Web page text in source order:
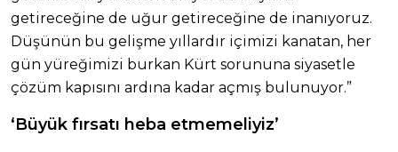
getireceğine de uğur getireceğine de inanıyoruz.
Düşünün bu gelişme yıllardır içimizi kanatan, her
gün yüreğimizi burkan Kürt sorununa siyasetle
çözüm kapısını ardına kadar açmış bulunuyor.”
‘Büyük fırsatı heba etmemeliyiz’